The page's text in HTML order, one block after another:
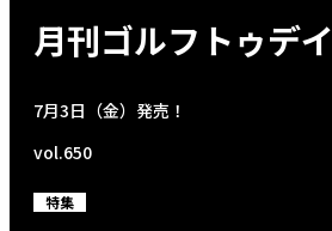
月刊ゴルフトゥデイ
7月3日（金）発売！
vol.650
特集